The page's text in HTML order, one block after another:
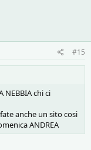
#15
NEBBIA chi ci
anche un sito cosi
ANDREA